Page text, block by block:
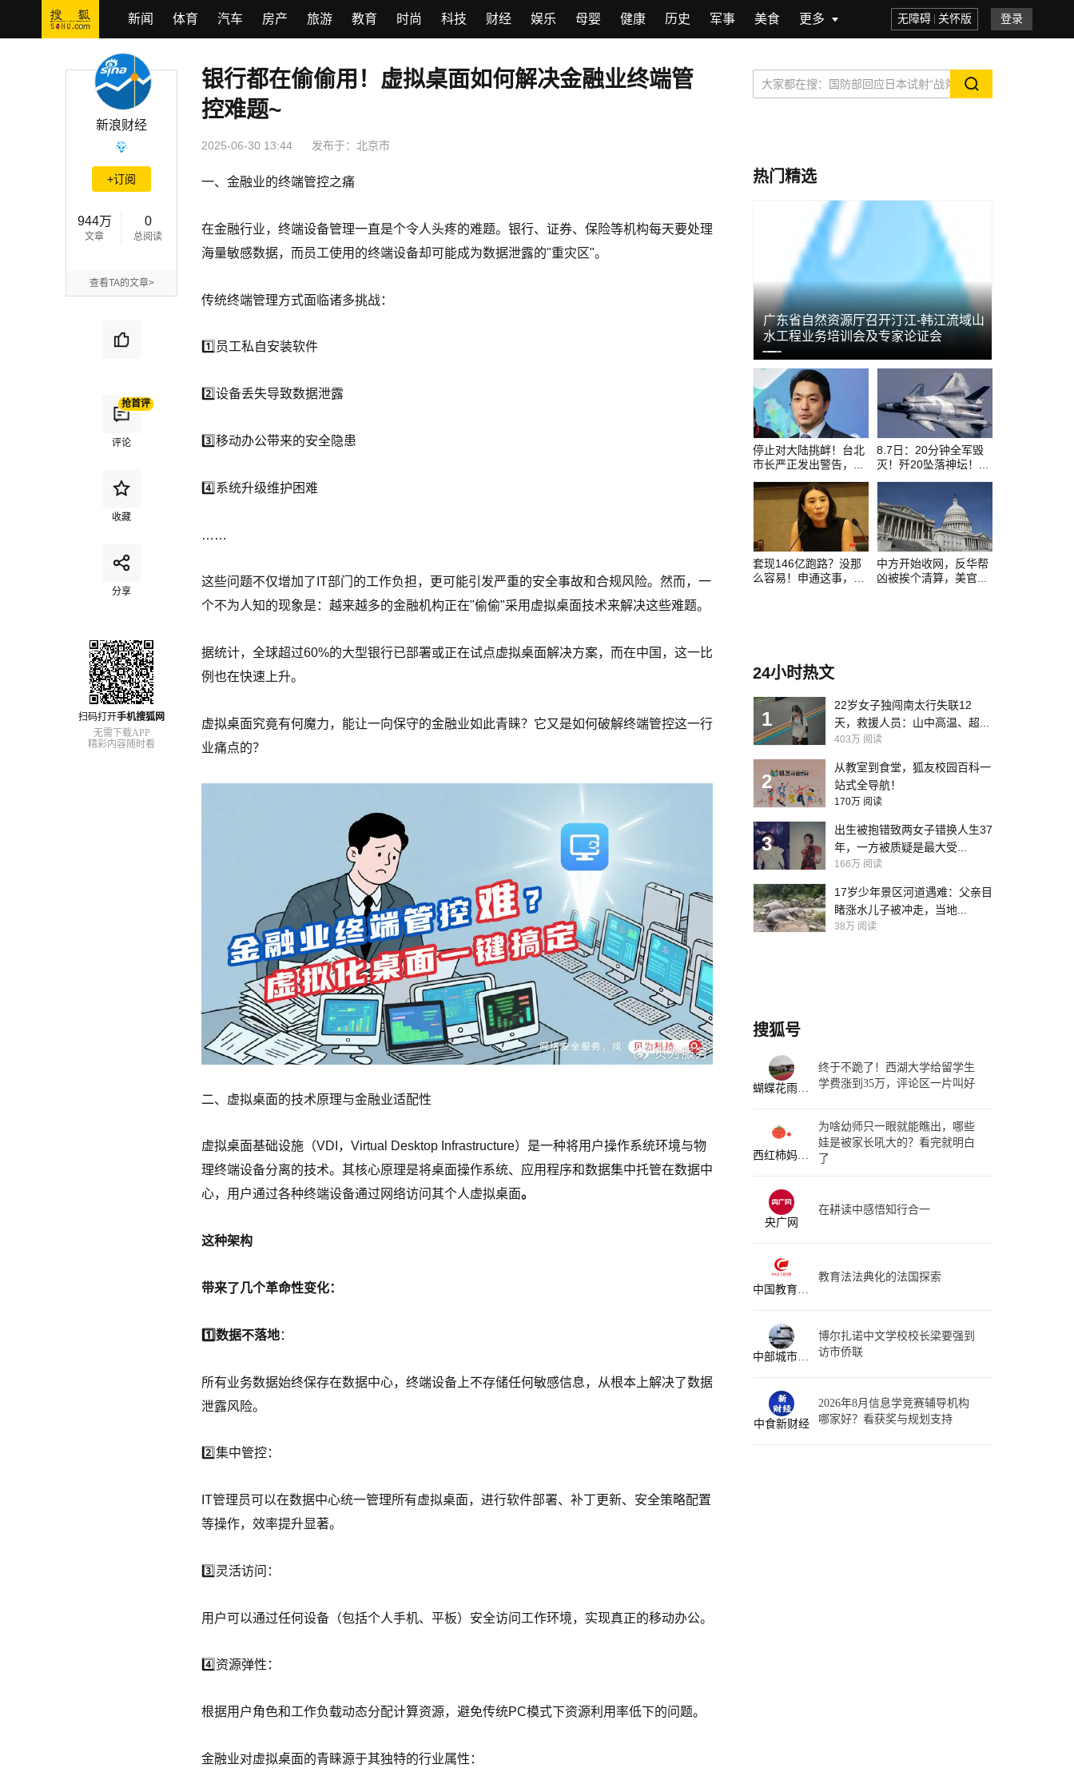
新闻 体育 汽车 房产 旅游 教育 时尚 科技 财经 娱乐 母婴 健康 历史 军事 美食 更多 无障碍 关怀版 登录
银行都在偷偷用！虚拟桌面如何解决金融业终端管控难题~
新浪财经
+订阅
944万
文章
0
总阅读
查看TA的文章>
抢首评
评论
收藏
分享
扫码打开手机搜狐网
无需下载APP
精彩内容随时看
银行都在偷偷用！虚拟桌面如何解决金融业终端管
控难题~
2025-06-30 13:44 发布于： 北京市
一、金融业的终端管控之痛
在金融行业，终端设备管理一直是个令人头疼的难题。银行、证券、保险等机构每天要处理
海量敏感数据，而员工使用的终端设备却可能成为数据泄露的"重灾区"。
传统终端管理方式面临诸多挑战：
1️⃣员工私自安装软件
2️⃣设备丢失导致数据泄露
3️⃣移动办公带来的安全隐患
4️⃣系统升级维护困难
……
这些问题不仅增加了IT部门的工作负担，更可能引发严重的安全事故和合规风险。然而，一
个不为人知的现象是：越来越多的金融机构正在"偷偷"采用虚拟桌面技术来解决这些难题。
据统计，全球超过60%的大型银行已部署或正在试点虚拟桌面解决方案，而在中国，这一比
例也在快速上升。
虚拟桌面究竟有何魔力，能让一向保守的金融业如此青睐？它又是如何破解终端管控这一行
业痛点的？
二、虚拟桌面的技术原理与金融业适配性
虚拟桌面基础设施（VDI，Virtual Desktop Infrastructure）是一种将用户操作系统环境与物
理终端设备分离的技术。其核心原理是将桌面操作系统、应用程序和数据集中托管在数据中
心，用户通过各种终端设备通过网络访问其个人虚拟桌面。
这种架构
带来了几个革命性变化：
1️⃣数据不落地：
所有业务数据始终保存在数据中心，终端设备上不存储任何敏感信息，从根本上解决了数据
泄露风险。
2️⃣集中管控：
IT管理员可以在数据中心统一管理所有虚拟桌面，进行软件部署、补丁更新、安全策略配置
等操作，效率提升显著。
3️⃣灵活访问：
用户可以通过任何设备（包括个人手机、平板）安全访问工作环境，实现真正的移动办公。
4️⃣资源弹性：
根据用户角色和工作负载动态分配计算资源，避免传统PC模式下资源利用率低下的问题。
金融业对虚拟桌面的青睐源于其独特的行业属性：
热门精选
广东省自然资源厅召开汀江-韩江流域山
水工程业务培训会及专家论证会
012
停止对大陆挑衅！台北
市长严正发出警告，...
8.7日：20分钟全军毁
灭！歼20坠落神坛！...
套现146亿跑路？没那
么容易！申通这事，
中方开始收网，反华帮
凶被挨个清算，美官...
24小时热文
1
22岁女子独闯南太行失联12
天，救援人员：山中高温、超...
403万 阅读
2
从教室到食堂，狐友校园百科一
站式全导航！
170万 阅读
3
出生被抱错致两女子错换人生37
年，一方被质疑是最大受...
166万 阅读
17岁少年景区河道遇难：父亲目
睹涨水儿子被冲走，当地...
38万 阅读
搜狐号
蝴蝶花雨话教育
终于不跪了！西湖大学给留学生
学费涨到35万，评论区一片叫好
西红柿妈妈育儿
为啥幼师只一眼就能瞧出，哪些
娃是被家长吼大的？看完就明白
了
央广网
在耕读中感悟知行合一
中国教育新闻网
教育法法典化的法国探索
中部城市生活指南
博尔扎诺中文学校校长梁要强到
访市侨联
中食新财经
2026年8月信息学竞赛辅导机构
哪家好？看获奖与规划支持